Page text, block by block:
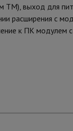
ТМ), выход для
расширения с
к ПК модулем